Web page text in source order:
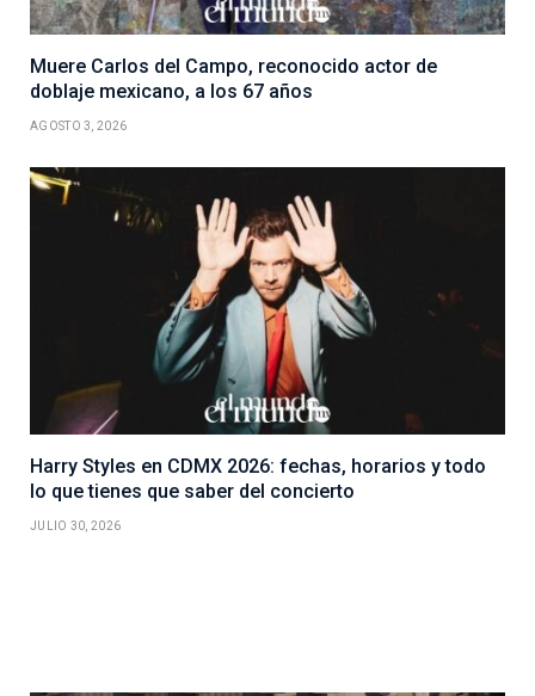
Muere Carlos del Campo, reconocido actor de
doblaje mexicano, a los 67 años
AGOSTO 3, 2026
Harry Styles en CDMX 2026: fechas, horarios y todo
lo que tienes que saber del concierto
JULIO 30, 2026